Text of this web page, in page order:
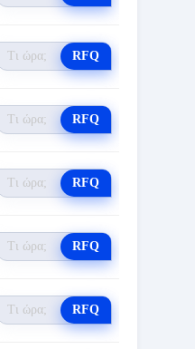
RFQ
RFQ
RFQ
RFQ
RFQ